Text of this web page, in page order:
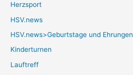
Herzsport
HSV.news
HSV.news>Geburtstage und Ehrungen
Kinderturnen
Lauftreff